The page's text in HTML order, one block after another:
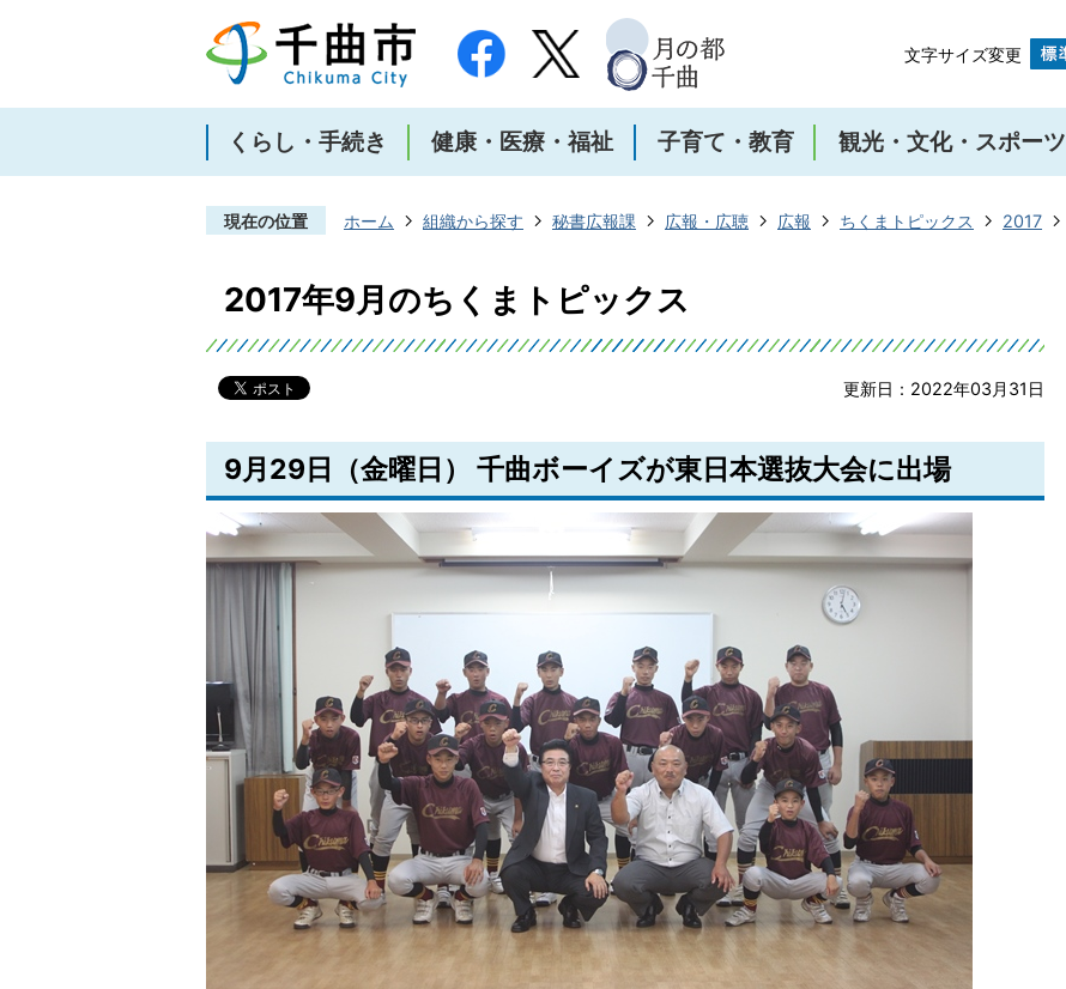
文字サイズ変更
くらし・手続き 健康・医療・福祉 子育て・教育 観光・文化・スポーツ
現在の位置 ホーム 組織から探す 秘書広報課 広報・広聴 広報 ちくまトピックス 2017
2017年9月のちくまトピックス
更新日：2022年03月31日
9月29日（金曜日） 千曲ボーイズが東日本選抜大会に出場